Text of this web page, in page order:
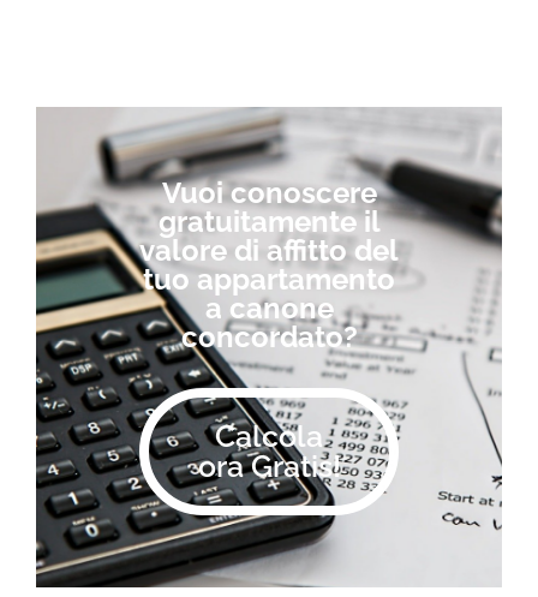
Vuoi conoscere
gratuitamente il
valore di affitto del
tuo appartamento
a canone
concordato?
Calcola
ora Gratis!